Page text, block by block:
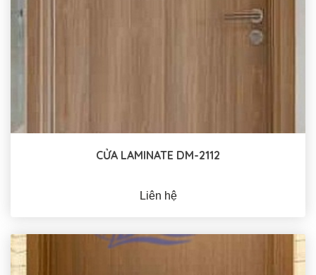
CỬA LAMINATE DM-2112
Liên hệ